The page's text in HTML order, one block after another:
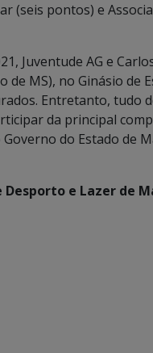
(seis pontos) e
Juventude AG e
de MS), no Ginásio de
Entretanto, tudo
da principal
do Estado de
Desporto e Lazer de